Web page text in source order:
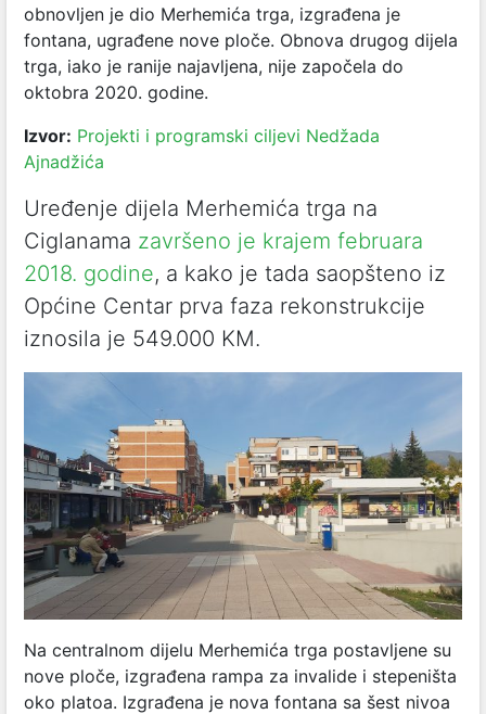
obnovljen je dio Merhemića trga, izgrađena je
fontana, ugrađene nove ploče. Obnova drugog dijela
trga, iako je ranije najavljena, nije započela do
oktobra 2020. godine.
Izvor: Projekti i programski ciljevi Nedžada
Ajnadžića
Uređenje dijela Merhemića trga na
Ciglanama završeno je krajem februara
2018. godine, a kako je tada saopšteno iz
Općine Centar prva faza rekonstrukcije
iznosila je 549.000 KM.
Na centralnom dijelu Merhemića trga postavljene su
nove ploče, izgrađena rampa za invalide i stepeništa
oko platoa. Izgrađena je nova fontana sa šest nivoa